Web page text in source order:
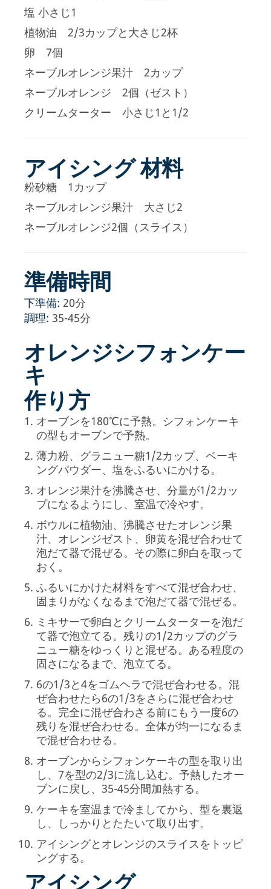
塩 小さじ1
植物油 2/3カップと大さじ2杯
卵 7個
ネーブルオレンジ果汁 2カップ
ネーブルオレンジ 2個（ゼスト）
クリームターター 小さじ1と1/2
アイシング 材料
粉砂糖 1カップ
ネーブルオレンジ果汁 大さじ2
ネーブルオレンジ2個（スライス）
準備時間
下準備: 20分
調理: 35-45分
オレンジシフォンケー
キ
作り方
オーブンを180℃に予熱。シフォンケーキ
の型もオーブンで予熱。
薄力粉、グラニュー糖1/2カップ、ベーキ
ングパウダー、塩をふるいにかける。
オレンジ果汁を沸騰させ、分量が1/2カッ
プになるようにし、室温で冷やす。
ボウルに植物油、沸騰させたオレンジ果
汁、オレンジゼスト、卵黄を混ぜ合わせて
泡だて器で混ぜる。その際に卵白を取って
おく。
ふるいにかけた材料をすべて混ぜ合わせ、
固まりがなくなるまで泡だて器で混ぜる。
ミキサーで卵白とクリームターターを泡だ
て器で泡立てる。残りの1/2カップのグラ
ニュー糖をゆっくりと混ぜる。ある程度の
固さになるまで、泡立てる。
6の1/3と4をゴムヘラで混ぜ合わせる。混
ぜ合わせたら6の1/3をさらに混ぜ合わせ
る。完全に混ぜ合わさる前にもう一度6の
残りを混ぜ合わせる。全体が均一になるま
で混ぜ合わせる。
オーブンからシフォンケーキの型を取り出
し、7を型の2/3に流し込む。予熱したオー
ブンに戻し、35-45分間加熱する。
ケーキを室温まで冷ましてから、型を裏返
し、しっかりとたたいて取り出す。
アイシングとオレンジのスライスをトッピ
ングする。
アイシング